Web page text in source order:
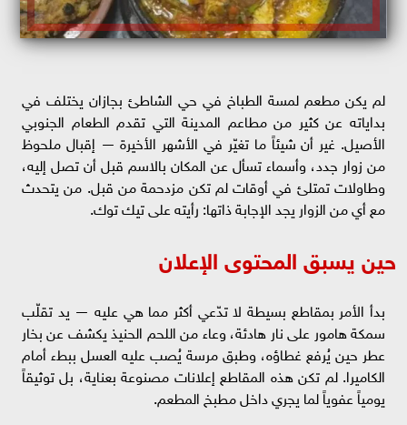
لم يكن مطعم لمسة الطباخ في حي الشاطئ بجازان يختلف في
بداياته عن كثير من مطاعم المدينة التي تقدم الطعام الجنوبي
الأصيل. غير أن شيئاً ما تغيّر في الأشهر الأخيرة — إقبال ملحوظ
من زوار جدد، وأسماء تسأل عن المكان بالاسم قبل أن تصل إليه،
وطاولات تمتلئ في أوقات لم تكن مزدحمة من قبل. من يتحدث
مع أي من الزوار يجد الإجابة ذاتها: رأيته على تيك توك.
حين يسبق المحتوى الإعلان
بدأ الأمر بمقاطع بسيطة لا تدّعي أكثر مما هي عليه — يد تقلّب
سمكة هامور على نار هادئة، وعاء من اللحم الحنيذ يكشف عن بخار
عطر حين يُرفع غطاؤه، وطبق مرسة يُصب عليه العسل ببطء أمام
الكاميرا. لم تكن هذه المقاطع إعلانات مصنوعة بعناية، بل توثيقاً
يومياً عفوياً لما يجري داخل مطبخ المطعم.